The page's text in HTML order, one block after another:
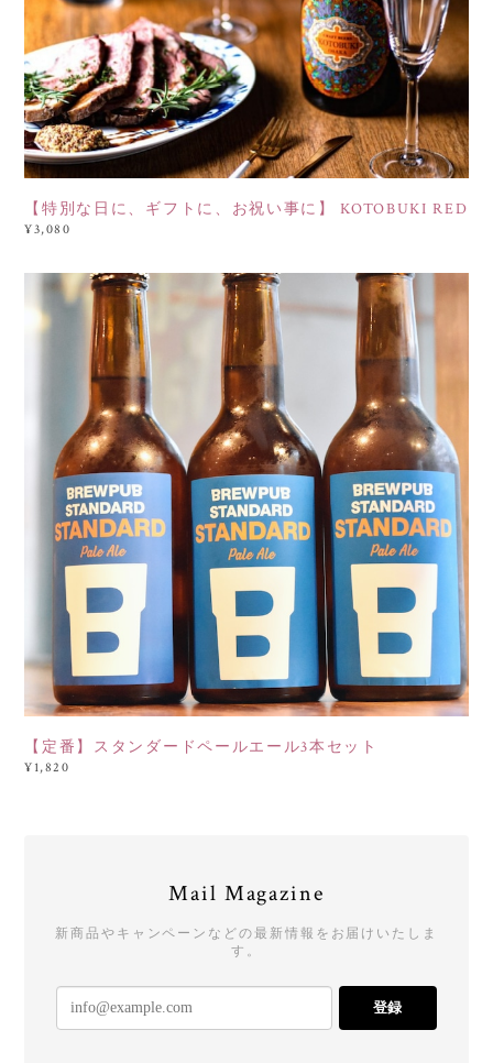
【特別な日に、ギフトに、お祝い事に】 KOTOBUKI RED
¥3,080
【定番】スタンダードペールエール3本セット
¥1,820
Mail Magazine
新商品やキャンペーンなどの最新情報をお届けいたしま
す。
登録